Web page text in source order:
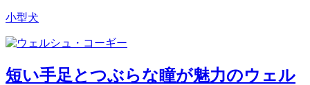
小型犬
短い手足とつぶらな瞳が魅力のウェル